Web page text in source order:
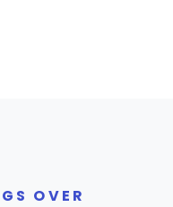
OVER